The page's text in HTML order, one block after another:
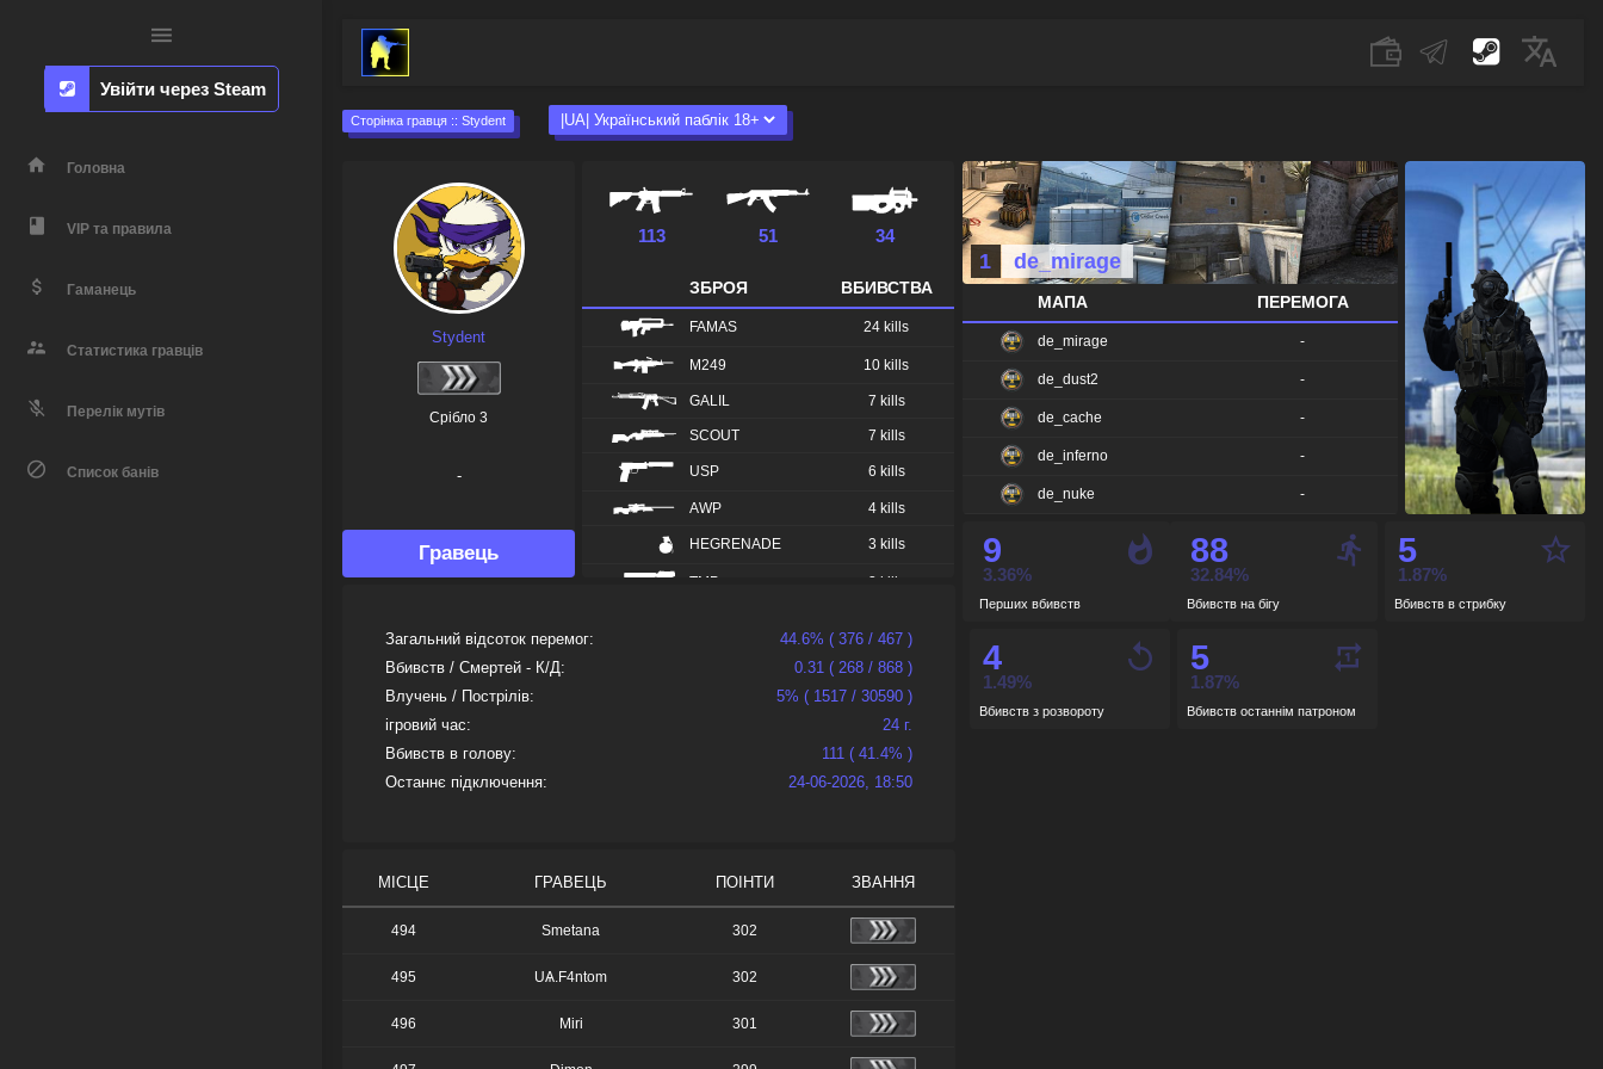
Увійти через Steam
Головна
VIP та правила
Гаманець
Статистика гравців
Перелік мутів
Список банів
Сторінка гравця :: Stydent
Stydent
Срібло 3
-
Гравець
113 51 34
ЗБРОЯ ВБИВСТВА
FAMAS 24 kills
M249 10 kills
GALIL 7 kills
SCOUT 7 kills
USP 6 kills
AWP 4 kills
HEGRENADE 3 kills
TMP 3 kills
1 kills
1 kills
Загальний відсоток перемог:
Вбивств / Смертей - К/Д:
Влучень / Пострілів:
ігровий час:
Вбивств в голову:
Останнє підключення:
44.6% ( 376 / 467 )
0.31 ( 268 / 868 )
5% ( 1517 / 30590 )
24 г.
111 ( 41.4% )
24-06-2026, 18:50
1 de_mirage
МАПА ПЕРЕМОГА
de_mirage -
de_dust2 -
de_cache -
de_inferno -
de_nuke -
de_train
9
Перших вбивств
3.36%
88
Вбивств на бігу
32.84%
5
Вбивств в стрибку
1.87%
4
Вбивств з розвороту
1.49%
5
Вбивств останнім патроном
1.87%
МІСЦЕ ГРАВЕЦЬ ПОІНТИ ЗВАННЯ
494 Smetana 302
495 UѦ.F4ntom 302
496 Miri 301